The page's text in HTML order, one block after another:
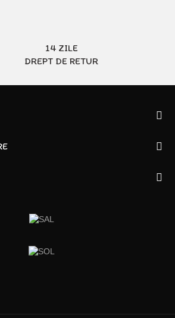
14 ZILE
DREPT DE RETUR